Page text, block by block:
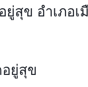
สุข อำเภอเ
ยู่สุข